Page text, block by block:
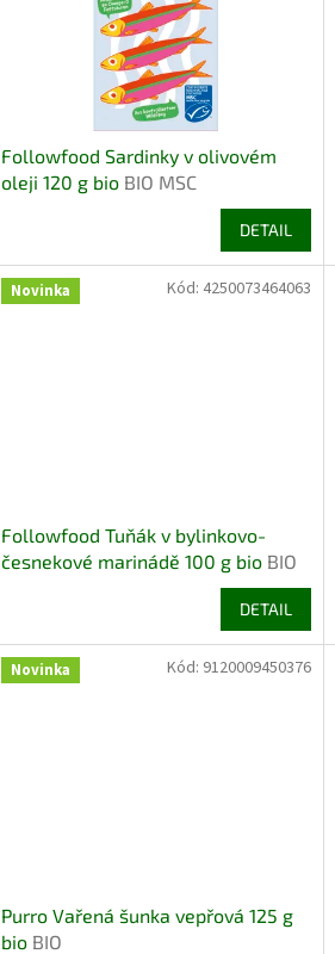
Followfood Sardinky v olivovém
oleji 120 g bio BIO MSC
DETAIL
Novinka
Followfood Tuňák v bylinkovo-
česnekové marinádě 100 g bio BIO
DETAIL
Kód: 4250073464063
Novinka
Purro Vařená šunka vepřová 125 g
bio BIO
Kód: 9120009450376